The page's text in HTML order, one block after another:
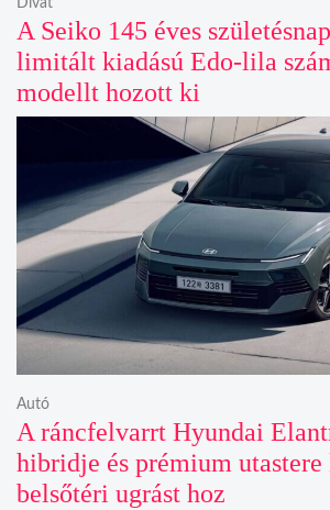
A Seiko 145 éves
limitált kiadású Edo-lila
modellt hozott ki
A ráncfelvarrt Hyundai
hibridje és prémium
belsőtéri ugrást hoz
Autó